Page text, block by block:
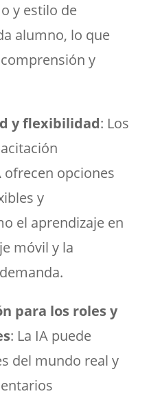
y estilo de
alumno, lo que
y
y flexibilidad: Los
opciones
y
el aprendizaje en
móvil y la
para los roles y
: La IA puede
del mundo real y